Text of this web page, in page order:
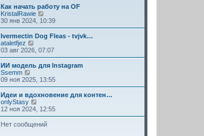
Как начать работу на OF
KristalRawie
е
р
е
й
т
п
о
с
е
н
е
м
30 янв 2024, 10:39
Ivermectin Dog Fleas - tvjvk…
ataletfjez
е
р
т
и
п
о
с
е
03 авг 2026, 07:07
ИИ модель для Instagram
Ssemm
е
р
е
й
т
п
09 ноя 2025, 13:55
Идеи и вдохновение для контен…
onlyStasy
е
р
е
12 ноя 2024, 12:55
Нет сообщений